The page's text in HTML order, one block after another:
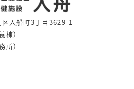
入船町3丁目3629-1
棟）
所）